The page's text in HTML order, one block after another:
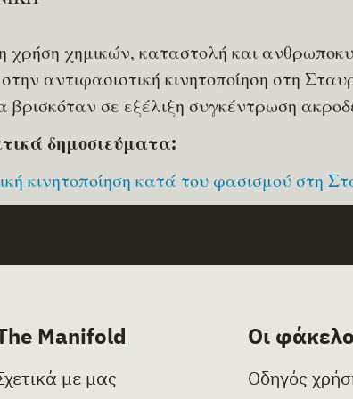
χρήση χημικών, καταστολή και
αντιφασιστική κινητοποίηση στη
σε εξέλιξη συγκέντρωση
δημοσιεύματα:
κινητοποίηση κατά του φασισμού στη
Manifold
με μας
Οι
Οδηγός